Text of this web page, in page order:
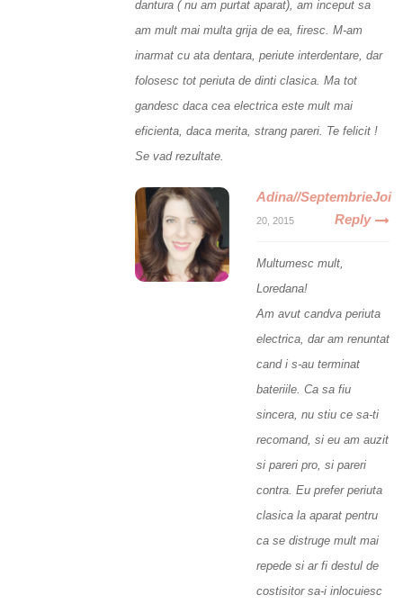
dantura ( nu am purtat aparat), am inceput sa
am mult mai multa grija de ea, firesc. M-am
inarmat cu ata dentara, periute interdentare, dar
folosesc tot periuta de dinti clasica. Ma tot
gandesc daca cea electrica este mult mai
eficienta, daca merita, strang pareri. Te felicit !
Se vad rezultate.
Adina//SeptembrieJoi
20, 2015 Reply
Multumesc mult,
Loredana!
Am avut candva periuta
electrica, dar am renuntat
cand i s-au terminat
bateriile. Ca sa fiu
sincera, nu stiu ce sa-ti
recomand, si eu am auzit
si pareri pro, si pareri
contra. Eu prefer periuta
clasica la aparat pentru
ca se distruge mult mai
repede si ar fi destul de
costisitor sa-i inlocuiesc